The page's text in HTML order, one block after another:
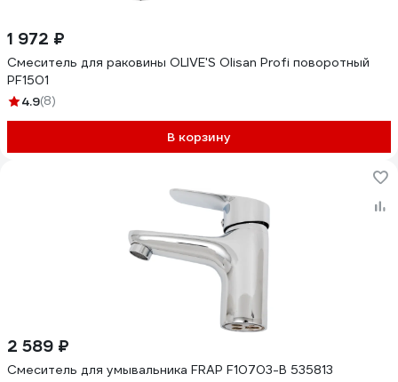
1 972 ₽
Смеситель для раковины OLIVE'S Olisan Profi поворотный
PF1501
4.9(8)
В корзину
2 589 ₽
Смеситель для умывальника FRAP F10703-B 535813